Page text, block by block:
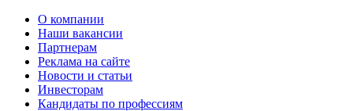
О компании
Наши вакансии
Партнерам
Реклама на сайте
Новости и статьи
Инвесторам
Кандидаты по профессиям